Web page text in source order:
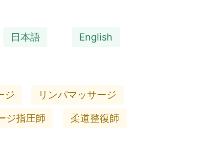
日本語 English
ジ
リンパマッサージ
ジ指圧師 柔道整復師